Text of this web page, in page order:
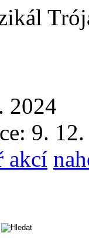
2024
9.
akcí